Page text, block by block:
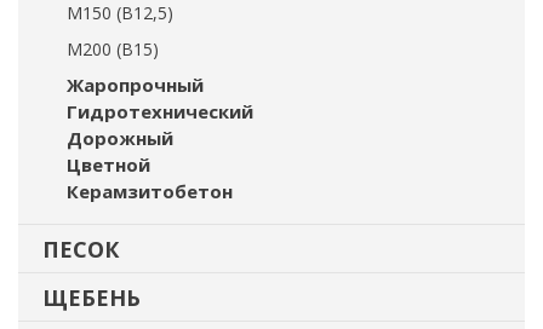
М150 (В12,5)
М200 (В15)
Жаропрочный
Гидротехнический
Дорожный
Цветной
Керамзитобетон
ПЕСОК
ЩЕБЕНЬ